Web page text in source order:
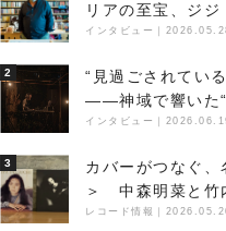
リアの至宝、ジジ
ビエントの巨匠”
景
インタビュー
2
“見過ごされてい
――神域で響いた“
丁の『赤城 夜神
インタビュー
3
カバーがつなぐ、
＞ 中森明菜と竹
レコード情報